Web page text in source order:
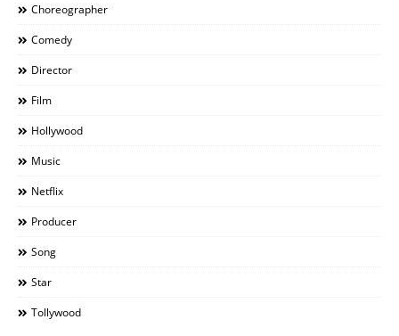
Choreographer
Comedy
Director
Film
Hollywood
Music
Netflix
Producer
Song
Star
Tollywood